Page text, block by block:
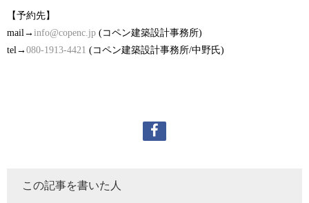
【予約先】
mail→ info@copenc.jp (コペン建築設計事務所)
tel→ 080-1913-4421 (コペン建築設計事務所/中野氏)
この記事を書いた人